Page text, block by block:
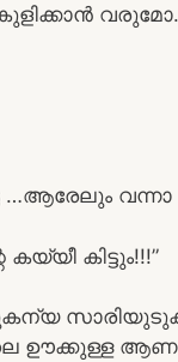
വന്നാ
കിട്ടും!!!”
ഊക്കുള്ള